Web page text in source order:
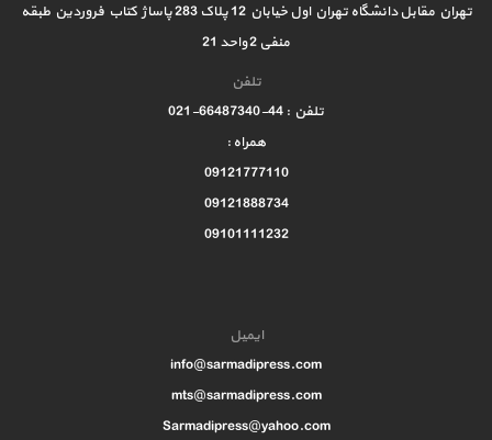
تهران مقابل دانشگاه تهران اول خیابان 12 پلاک 283 پاساژ کتاب فروردین طبقه
منفی 2 واحد 21
تلفن
تلفن : 44-66487340-021
همراه :
09121777110
09121888734
09101111232
ایمیل
info@sarmadipress.com
mts@sarmadipress.com
Sarmadipress@yahoo.com